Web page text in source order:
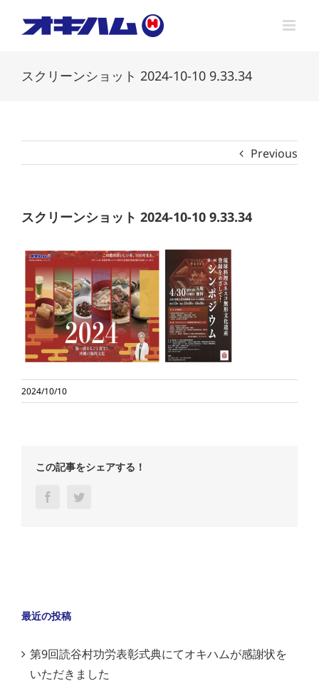
スクリーンショット 2024-10-10 9.33.34
Previous
スクリーンショット 2024-10-10 9.33.34
2024/10/10
この記事をシェアする！
Facebook
最近の投稿
第9回読谷村功労表彰式典にてオキハムが感謝状を
いただきました